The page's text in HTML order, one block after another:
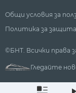
Общи условия за
Политика за
©БНТ. Всички права
Гледайте